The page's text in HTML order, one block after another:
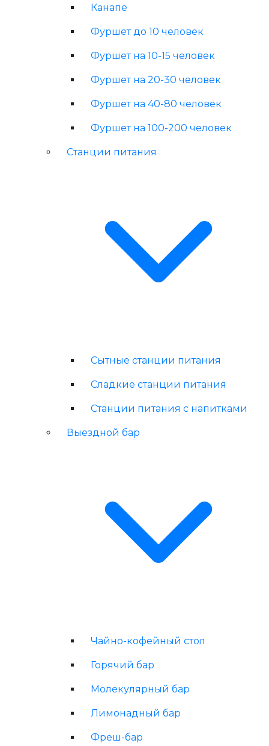
Канапе
Фуршет до 10 человек
Фуршет на 10-15 человек
Фуршет на 20-30 человек
Фуршет на 40-80 человек
Фуршет на 100-200 человек
Станции питания
Сытные станции питания
Сладкие станции питания
Станции питания с напитками
Выездной бар
Чайно-кофейный стол
Горячий бар
Молекулярный бар
Лимонадный бар
Фреш-бар